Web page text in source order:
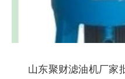
山东聚财滤油机厂家